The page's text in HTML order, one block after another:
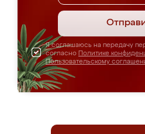
Я соглашаюсь на передачу
согласно Политике
Пользовательскому